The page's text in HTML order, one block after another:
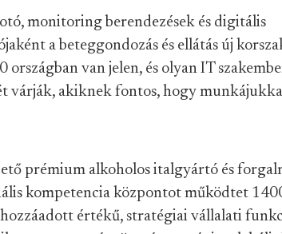
monitoring berendezések és digitális
a beteggondozás és ellátás új
van jelen, és olyan IT
várják, akiknek fontos, hogy
prémium alkoholos italgyártó és
kompetencia központot működtet
értékű, stratégiai vállalati